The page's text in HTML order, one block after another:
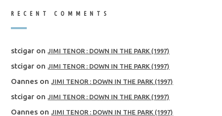
RECENT COMMENTS
stcigar onJIMI TENOR : DOWN IN THE PARK (1997)
stcigar onJIMI TENOR : DOWN IN THE PARK (1997)
Oannes onJIMI TENOR : DOWN IN THE PARK (1997)
stcigar onJIMI TENOR : DOWN IN THE PARK (1997)
Oannes onJIMI TENOR : DOWN IN THE PARK (1997)